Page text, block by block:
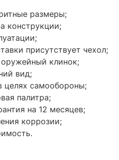
размеры;
конструкции;
присутствует чехол;
клинок;
вид;
целях самообороны;
палитра;
на 12 месяцев;
коррозии;